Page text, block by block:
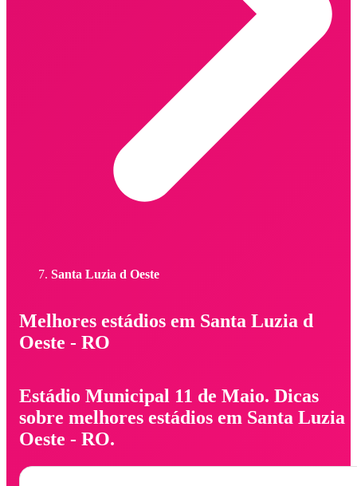
Santa Luzia d Oeste
Melhores estádios em Santa Luzia d
Oeste - RO
Estádio Municipal 11 de Maio. Dicas
sobre melhores estádios em Santa Luzia
Oeste - RO.